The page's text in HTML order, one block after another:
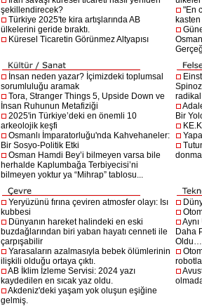
şekillendirecek?
Türkiye 2025'te kira artışlarında AB
ülkelerini geride bıraktı.
Küresel Ticaretin Görünmez Altyapısı
"En
İnsan neden yazar? İçimizdeki toplumsal
sorumluluğu aramak
Tora, Stranger Things 5, Upside Down ve
İnsan Ruhunun Metafiziği
2025'in Türkiye’deki en önemli 10
arkeolojik keşfi
Osmanlı İmparatorluğu'nda Kahvehaneler:
Bir Sosyo-Politik Etki
Osman Hamdi Bey’i bilmeyen varsa bile
herhalde Kaplumbağa Terbiyecisi’ni
bilmeyen yoktur ya “Mihrap” tablosu...
Bir
Yeryüzünü fırına çeviren atmosfer olayı: Isı
kubbesi
Dünyanın hareket halindeki en eski
buzdağlarından biri yaban hayatı cenneti ile
çarpışabilir
Yarasaların azalmasıyla bebek ölümlerinin
ilişkili olduğu ortaya çıktı.
AB İklim İzleme Servisi: 2024 yazı
kaydedilen en sıcak yaz oldu.
Akdeniz'deki yaşam yok oluşun eşiğine
gelmiş.
Daha
Oldu…